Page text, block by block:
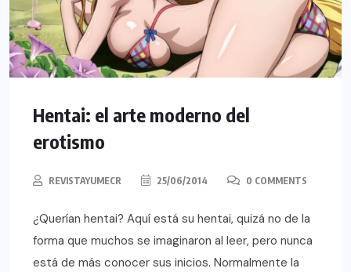
Hentai: el arte moderno del
erotismo
REVISTAYUMECR 25/06/2014 0 COMMENTS
¿Querían hentai? Aquí está su hentai, quizá no de la
forma que muchos se imaginaron al leer, pero nunca
está de más conocer sus inicios. Normalmente la